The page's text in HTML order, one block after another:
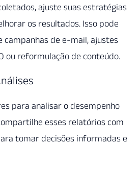
ajuste suas estratégias
os resultados. Isso pode
campanhas de e-mail, ajustes
ou reformulação de conteúdo.
para analisar o desempenho
esses relatórios com
tomar decisões informadas e